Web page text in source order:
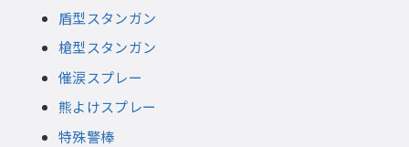
盾型スタンガン
槍型スタンガン
催涙スプレー
熊よけスプレー
特殊警棒